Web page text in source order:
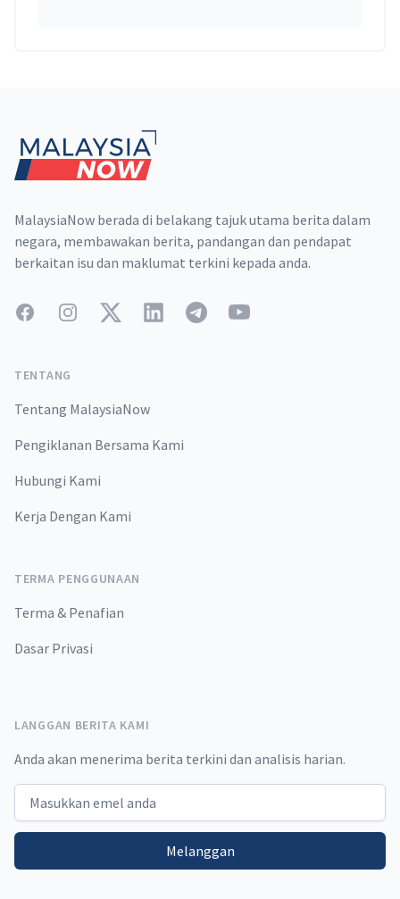
MalaysiaNow berada di belakang tajuk utama berita dalam
negara, membawakan berita, pandangan dan pendapat
berkaitan isu dan maklumat terkini kepada anda.
FacebookInstagramTwitterLinkedInTelegramYouTube
TENTANG
Tentang MalaysiaNow
Pengiklanan Bersama Kami
Hubungi Kami
Kerja Dengan Kami
TERMA PENGGUNAAN
Terma & Penafian
Dasar Privasi
LANGGAN BERITA KAMI
Anda akan menerima berita terkini dan analisis harian.
Email address
Melanggan